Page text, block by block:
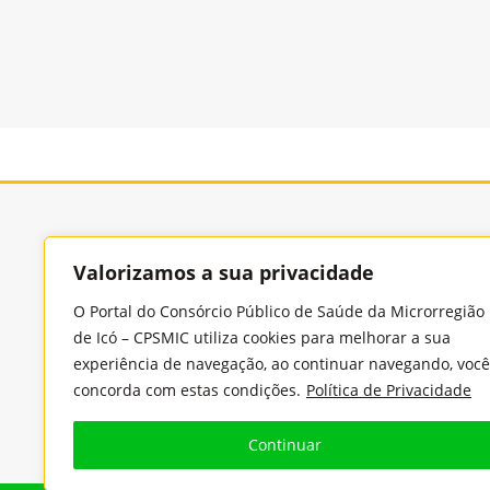
Valorizamos a sua privacidade
O Portal do Consórcio Público de Saúde da Microrregião
de Icó – CPSMIC utiliza cookies para melhorar a sua
experiência de navegação, ao continuar navegando, você
concorda com estas condições. Política de Privacidade
Continuar
Consórcio
Endereço
Rua Benjamin Constant, 978, Cidade Nova, CEP:
63430-000 - Icó/Ceará